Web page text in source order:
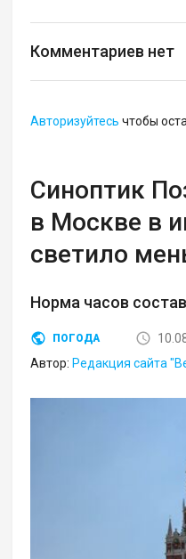
Комментариев нет
Авторизуйтесь чтобы
Синоптик
в Москве в
светило
Норма часов
ПОГОДА
Автор: Редакция сайта